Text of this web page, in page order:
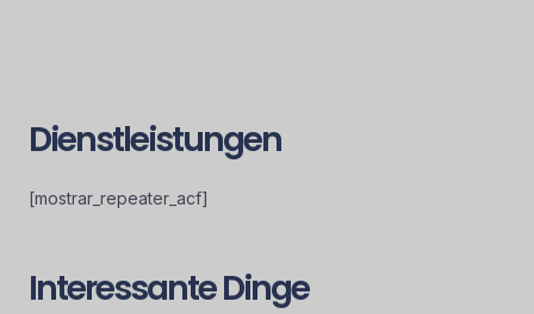
Dienstleistungen
[mostrar_repeater_acf]
Interessante Dinge